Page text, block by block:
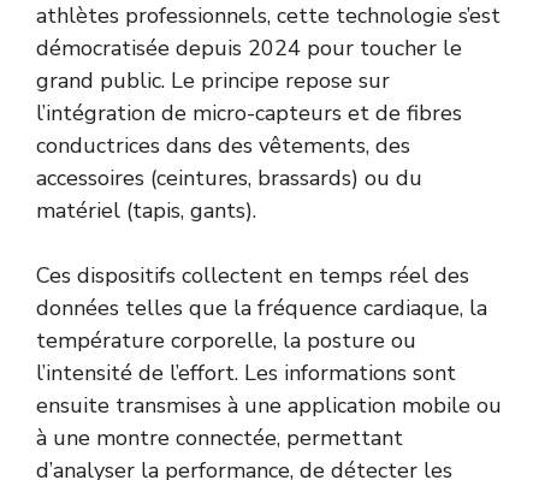
athlètes professionnels, cette technologie s’est
démocratisée depuis 2024 pour toucher le
grand public. Le principe repose sur
l’intégration de micro-capteurs et de fibres
conductrices dans des vêtements, des
accessoires (ceintures, brassards) ou du
matériel (tapis, gants).
Ces dispositifs collectent en temps réel des
données telles que la fréquence cardiaque, la
température corporelle, la posture ou
l’intensité de l’effort. Les informations sont
ensuite transmises à une application mobile ou
à une montre connectée, permettant
d’analyser la performance, de détecter les